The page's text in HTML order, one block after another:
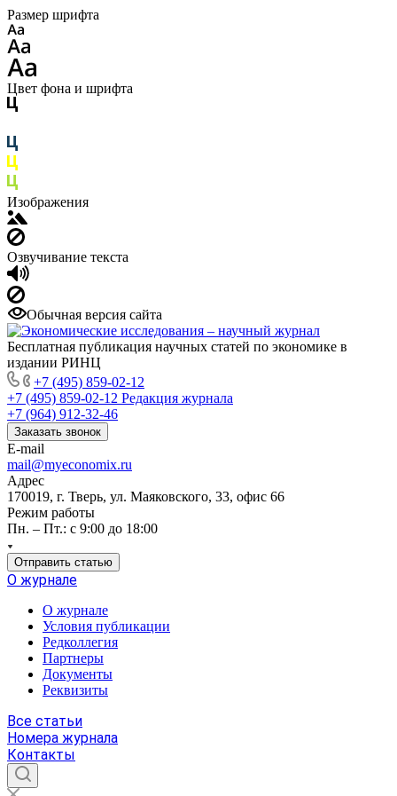
Размер шрифта
Цвет фона и шрифта
Изображения
Озвучивание текста
Обычная версия сайта
Бесплатная публикация научных статей по экономике в
издании РИНЦ
+7 (495) 859-02-12
+7 (495) 859-02-12 Редакция журнала
+7 (964) 912-32-46
Заказать звонок
E-mail
mail@myeconomix.ru
Адрес
170019, г. Тверь, ул. Маяковского, 33, офис 66
Режим работы
Пн. – Пт.: с 9:00 до 18:00
Отправить статью
О журнале
О журнале
Условия публикации
Редколлегия
Партнеры
Документы
Реквизиты
Все статьи
Номера журнала
Контакты